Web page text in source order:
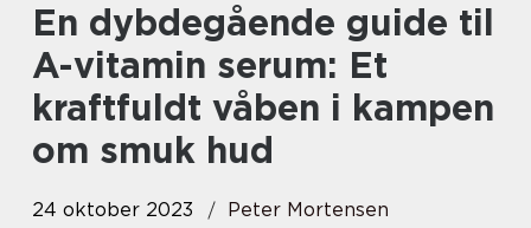
En dybdegående guide til
A-vitamin serum: Et
kraftfuldt våben i kampen
om smuk hud
24 oktober 2023
Peter Mortensen